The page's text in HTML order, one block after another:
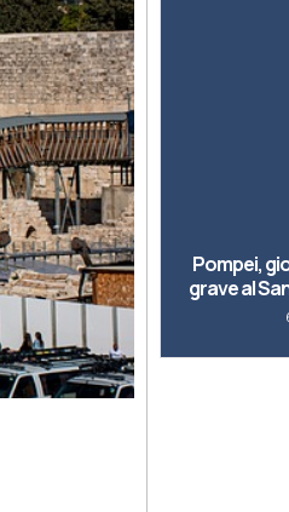
Pompei,
grave al